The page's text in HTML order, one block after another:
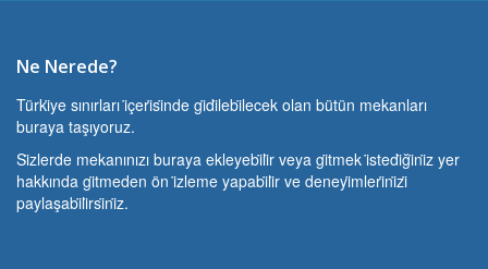
Ne Nerede?
Türki̇ye sınırları i̇çeri̇si̇nde gi̇di̇lebi̇lecek olan bütün mekanları
buraya taşıyoruz.
Si̇zlerde mekanınızı buraya ekleyebi̇li̇r veya gi̇tmek i̇stedi̇ği̇ni̇z yer
hakkında gi̇tmeden ön i̇zleme yapabi̇li̇r ve deneyi̇mleri̇ni̇zi̇
paylaşabi̇li̇rsi̇ni̇z.